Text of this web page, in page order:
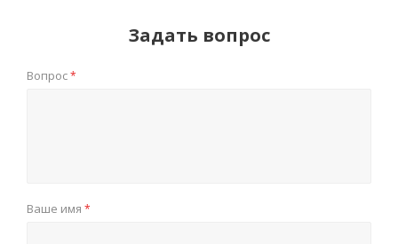
Задать вопрос
Вопрос*
Ваше имя *